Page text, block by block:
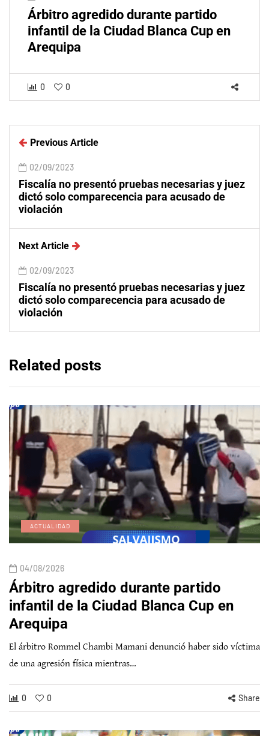
Árbitro agredido durante partido
infantil de la Ciudad Blanca Cup en
Arequipa
0 0
Previous Article
02/09/2023
Fiscalía no presentó pruebas necesarias y juez
dictó solo comparecencia para acusado de
violación
Next Article
02/09/2023
Fiscalía no presentó pruebas necesarias y juez
dictó solo comparecencia para acusado de
violación
Related posts
ACTUALIDAD
04/08/2026
Árbitro agredido durante partido
infantil de la Ciudad Blanca Cup en
Arequipa
El árbitro Rommel Chambi Mamani denunció haber sido víctima
de una agresión física mientras…
0 0 Share